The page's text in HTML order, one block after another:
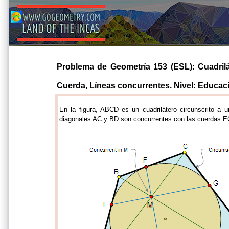
Problema de Geometría 153 (ESL):
Cuerda, Líneas concurrentes. Nivel:
En la figura, ABCD es un cuadrilátero circunscrito a
diagonales AC y BD son concurrentes con las cuerdas